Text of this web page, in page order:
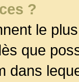
?
le
que
dans